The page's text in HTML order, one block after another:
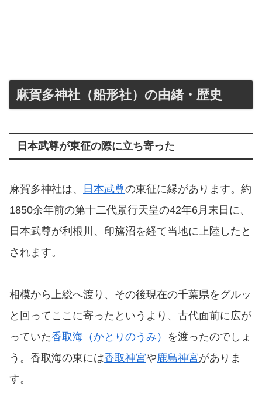
麻賀多神社（船形社）の由緒・歴史
日本武尊が東征の際に立ち寄った
麻賀多神社は、 日本武尊の東征に縁があります。約
1850余年前の第十二代景行天皇の42年6月末日に、
日本武尊が利根川、印旛沼を経て当地に上陸したと
されます。
相模から上総へ渡り、その後現在の千葉県をグルッ
と回ってここに寄ったというより、古代面前に広が
っていた香取海（かとりのうみ） を渡ったのでしょ
う。香取海の東には香取神宮や鹿島神宮がありま
す。